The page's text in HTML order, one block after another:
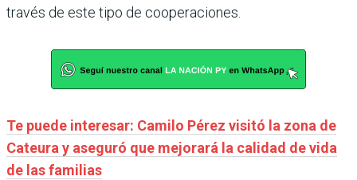
través de este tipo de cooperaciones.
Te puede interesar: Camilo Pérez visitó la zona de
Cateura y aseguró que mejorará la calidad de vida
de las familias